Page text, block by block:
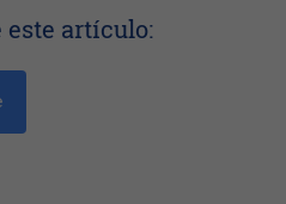
artículo: